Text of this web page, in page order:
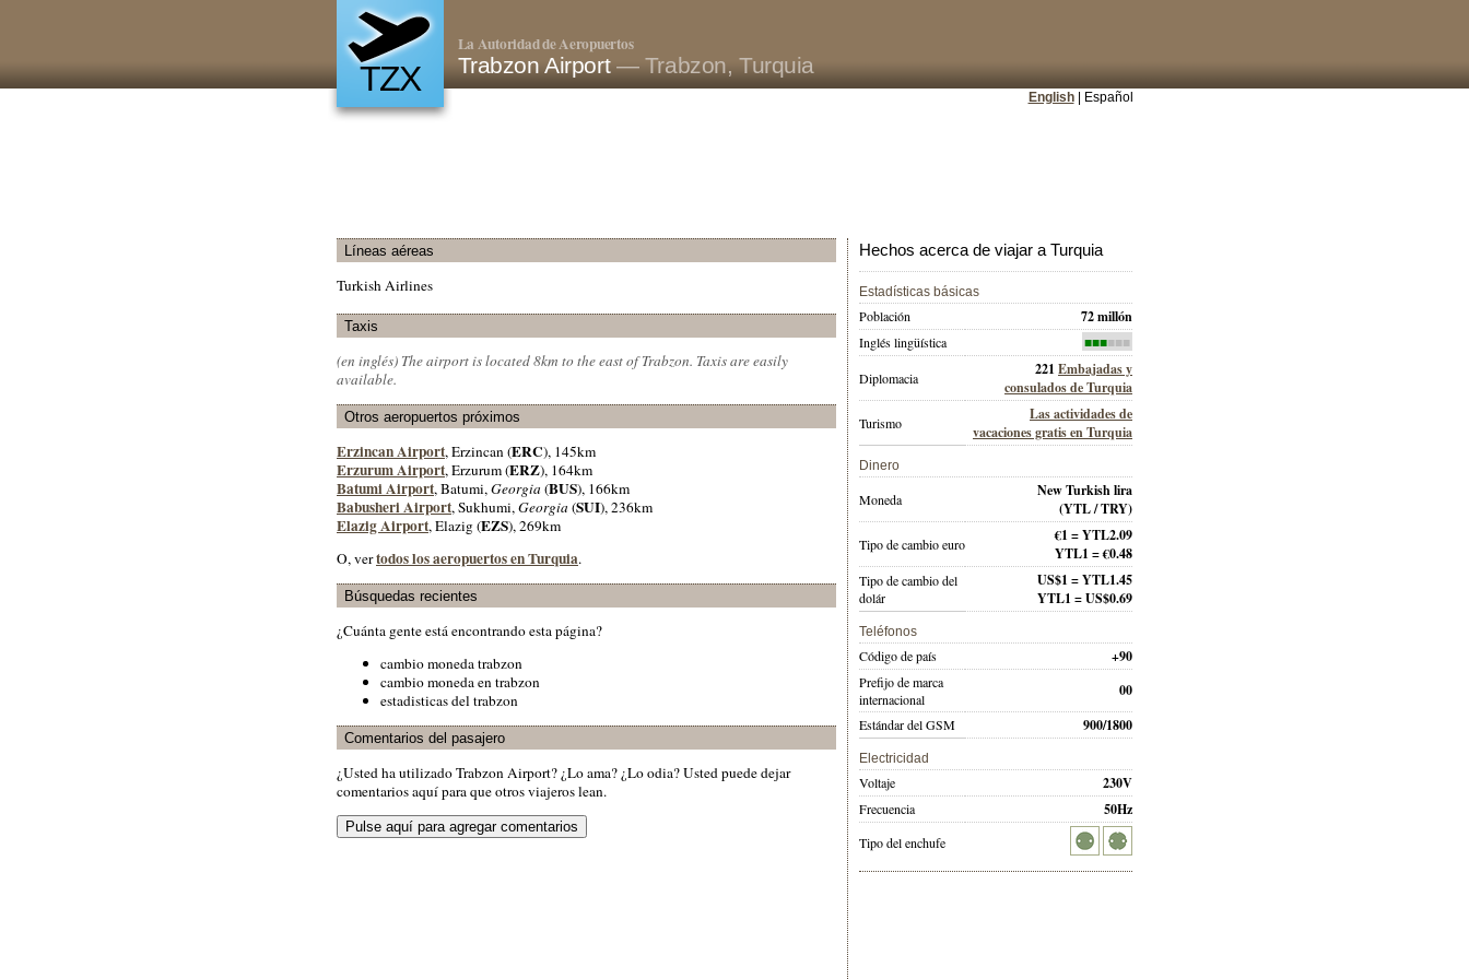
TZX
La Autoridad de Aeropuertos
Trabzon Airport — Trabzon, Turquia
English| Español
Líneas aéreas
Turkish Airlines
Taxis
(en inglés) The airport is located 8km to the east of Trabzon. Taxis are easily
available.
Otros aeropuertos próximos
Erzincan Airport, Erzincan (ERC), 145km
Erzurum Airport, Erzurum (ERZ), 164km
Batumi Airport, Batumi,Georgia (BUS), 166km
Babusheri Airport, Sukhumi,Georgia (SUI), 236km
Elazig Airport, Elazig (EZS), 269km
O, vertodos los aeropuertos en Turquia.
Búsquedas recientes
¿Cuánta gente está encontrando esta página?
cambio moneda trabzon
cambio moneda en trabzon
estadisticas del trabzon
Comentarios del pasajero
¿Usted ha utilizado Trabzon Airport? ¿Lo ama? ¿Lo odia? Usted puede dejar
comentarios aquí para que otros viajeros lean.
Hechos acerca de viajar a Turquia
Estadísticas básicas
Población 72 millón
Inglés lingüística ■■■■■■
Diplomacia 221 Embajadas y
consulados de Turquia
Turismo
Las actividades de
vacaciones gratis en Turquia
Dinero
Moneda
New Turkish lira
(YTL / TRY)
Tipo de cambio euro
€1 = YTL2.09
YTL1 = €0.48
Tipo de cambio del
dolár
US$1 = YTL1.45
YTL1 = US$0.69
Teléfonos
Código de país +90
Prefijo de marca
internacional
00
Estándar del GSM 900/1800
Electricidad
Voltaje 230V
Frecuencia 50Hz
Tipo del enchufe